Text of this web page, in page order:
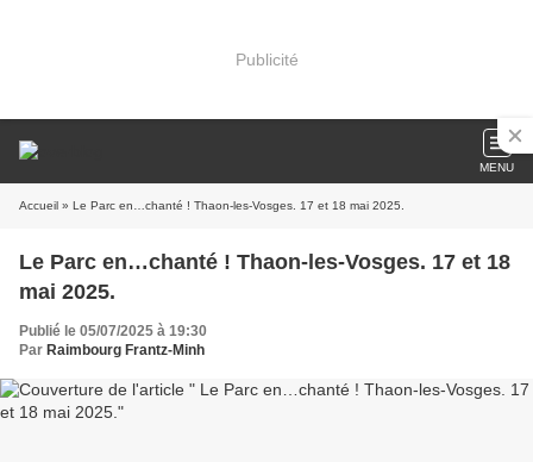
Publicité
MENU
Accueil » Le Parc en…chanté ! Thaon-les-Vosges. 17 et 18 mai 2025.
Le Parc en…chanté ! Thaon-les-Vosges. 17 et 18
mai 2025.
Publié le 05/07/2025 à 19:30
Par Raimbourg Frantz-Minh